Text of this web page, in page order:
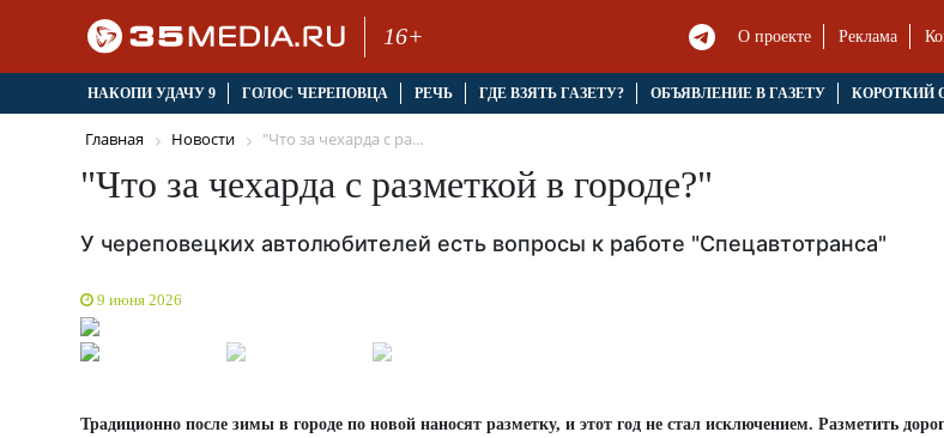
16+ О проекте Реклама
НАКОПИ УДАЧУ 9 ГОЛОС ЧЕРЕПОВЦА РЕЧЬ ГДЕ ВЗЯТЬ ГАЗЕТУ? ОБЪЯВЛЕНИЕ В ГАЗЕТУ КОРОТКИЙ
Главная Новости "Что за чехарда с ра...
"Что за чехарда с разметкой в городе?"
У череповецких автолюбителей есть вопросы к работе "Спецавтотранса"
9 июня 2026
Традиционно после зимы в городе по новой наносят разметку, и этот год не стал исключением. Разметить